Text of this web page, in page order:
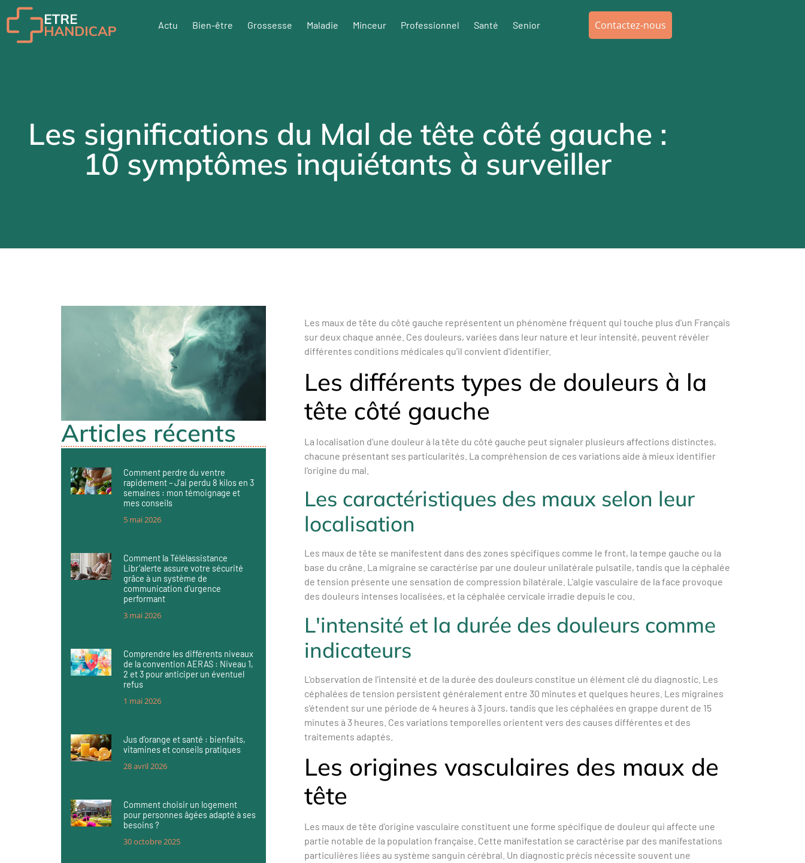
Actu Bien-être Grossesse Maladie Minceur Professionnel Santé Senior Contactez-nous
Les significations du Mal de tête côté gauche :
10 symptômes inquiétants à surveiller
Les maux de tête du côté gauche représentent un phénomène fréquent qui touche plus d'un Français
sur deux chaque année. Ces douleurs, variées dans leur nature et leur intensité, peuvent révéler
différentes conditions médicales qu'il convient d'identifier.
Les différents types de douleurs à la
tête côté gauche
La localisation d'une douleur à la tête du côté gauche peut signaler plusieurs affections distinctes,
chacune présentant ses particularités. La compréhension de ces variations aide à mieux identifier
l'origine du mal.
Les caractéristiques des maux selon leur
localisation
Les maux de tête se manifestent dans des zones spécifiques comme le front, la tempe gauche ou la
base du crâne. La migraine se caractérise par une douleur unilatérale pulsatile, tandis que la céphalée
de tension présente une sensation de compression bilatérale. L'algie vasculaire de la face provoque
des douleurs intenses localisées, et la céphalée cervicale irradie depuis le cou.
L'intensité et la durée des douleurs comme
indicateurs
L'observation de l'intensité et de la durée des douleurs constitue un élément clé du diagnostic. Les
céphalées de tension persistent généralement entre 30 minutes et quelques heures. Les migraines
s'étendent sur une période de 4 heures à 3 jours, tandis que les céphalées en grappe durent de 15
minutes à 3 heures. Ces variations temporelles orientent vers des causes différentes et des
traitements adaptés.
Les origines vasculaires des maux de
tête
Les maux de tête d'origine vasculaire constituent une forme spécifique de douleur qui affecte une
partie notable de la population française. Cette manifestation se caractérise par des manifestations
particulières liées au système sanguin cérébral. Un diagnostic précis nécessite souvent une
Articles récents
Comment perdre du ventre
rapidement – J’ai perdu 8 kilos en 3
semaines : mon témoignage et
mes conseils
5 mai 2026
Comment la Télélassistance
Libr’alerte assure votre sécurité
grâce à un système de
communication d’urgence
performant
3 mai 2026
Comprendre les différents niveaux
de la convention AERAS : Niveau 1,
2 et 3 pour anticiper un éventuel
refus
1 mai 2026
Jus d’orange et santé : bienfaits,
vitamines et conseils pratiques
28 avril 2026
Comment choisir un logement
pour personnes âgées adapté à ses
besoins ?
30 octobre 2025